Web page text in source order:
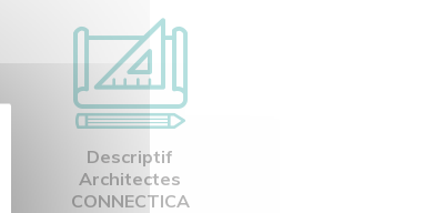
Descriptif
Architectes
CONNECTICA